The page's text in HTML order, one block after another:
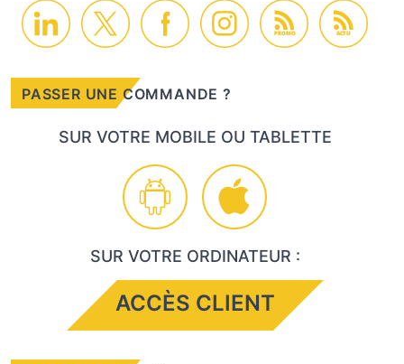
PROMO ACTU
PASSER UNE COMMANDE ?
SUR VOTRE MOBILE OU TABLETTE
SUR VOTRE ORDINATEUR :
ACCÈS CLIENT